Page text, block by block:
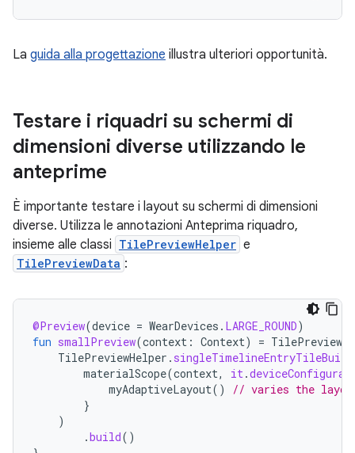
La guida alla progettazione illustra ulteriori opportunità.
Testare i riquadri su schermi di
dimensioni diverse utilizzando le
anteprime
È importante testare i layout su schermi di dimensioni
diverse. Utilizza le annotazioni Anteprima riquadro,
insieme alle classi TilePreviewHelper e
TilePreviewData :
@Preview(device = WearDevices . LARGE_ROUND)
fun smallPreview(context : Context) =
TilePreviewHelper .
materialScope(context, it.
myAdaptiveLayout()
// varies the
}
)
.build()